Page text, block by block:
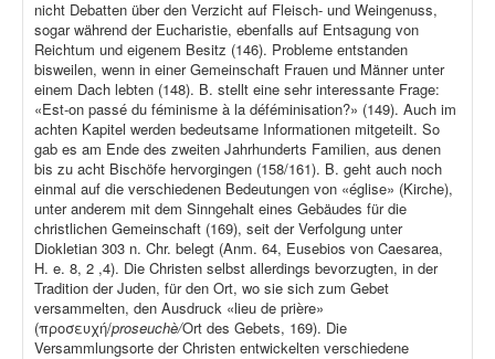
nicht Debatten über den Verzicht auf Fleisch- und Weingenuss,
sogar während der Eucharistie, ebenfalls auf Entsagung von
Reichtum und eigenem Besitz (146). Probleme entstanden
bisweilen, wenn in einer Gemeinschaft Frauen und Männer unter
einem Dach lebten (148). B. stellt eine sehr interessante Frage:
«Est-on passé du féminisme à la déféminisation?» (149). Auch im
achten Kapitel werden bedeutsame Informationen mitgeteilt. So
gab es am Ende des zweiten Jahrhunderts Familien, aus denen
bis zu acht Bischöfe hervorgingen (158/161). B. geht auch noch
einmal auf die verschiedenen Bedeutungen von «église» (Kirche),
unter anderem mit dem Sinngehalt eines Gebäudes für die
christlichen Gemeinschaft (169), seit der Verfolgung unter
Diokletian 303 n. Chr. belegt (Anm. 64, Eusebios von Caesarea,
H. e. 8, 2 ,4). Die Christen selbst allerdings bevorzugten, in der
Tradition der Juden, für den Ort, wo sie sich zum Gebet
versammelten, den Ausdruck «lieu de prière»
(προσευχή/proseuchè/Ort des Gebets, 169). Die
Versammlungsorte der Christen entwickelten verschiedene